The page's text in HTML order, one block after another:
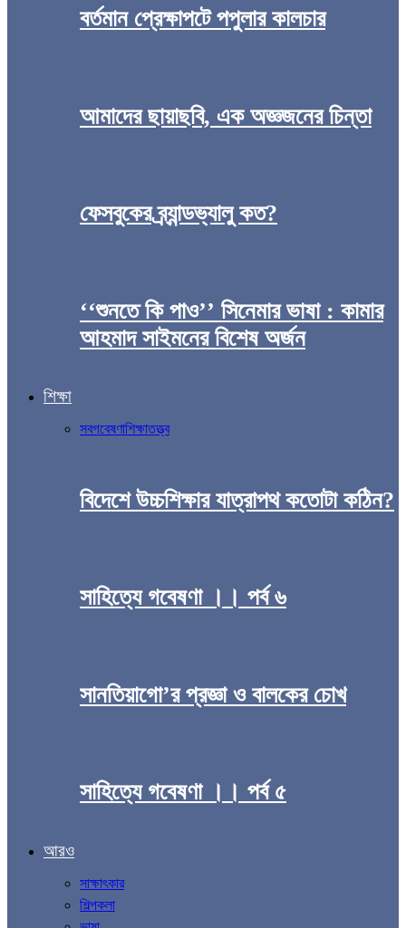
বর্তমান প্রেক্ষাপটে পপুলার কালচার
আমাদের ছায়াছবি, এক অজ্ঞজনের চিন্তা
ফেসবুকের ব্র্যান্ডভ্যালু কত?
‘‘শুনতে কি পাও’’ সিনেমার ভাষা : কামার
আহমাদ সাইমনের বিশেষ অর্জন
শিক্ষা
সবগবেষণাশিক্ষাতত্ত্ব
বিদেশে উচ্চশিক্ষার যাত্রাপথ কতোটা কঠিন?
সাহিত্যে গবেষণা ।। পর্ব ৬
সানতিয়াগো’র প্রজ্ঞা ও বালকের চোখ
সাহিত্যে গবেষণা ।। পর্ব ৫
আরও
সাক্ষাৎকার
শিল্পকলা